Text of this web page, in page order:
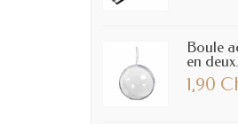
Boule
en deux...
1,90